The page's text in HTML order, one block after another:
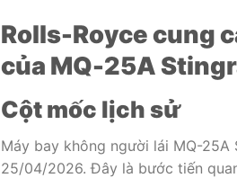
Rolls-Royce cung
của MQ-25A
Cột mốc lịch sử
Máy bay không người lái MQ-
25/04/2026. Đây là bước tiến